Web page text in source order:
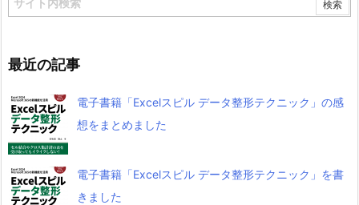
最近の記事
電子書籍「Excelスピル データ整形テクニック」の感
想をまとめました
電子書籍「Excelスピル データ整形テクニック」を書
きました